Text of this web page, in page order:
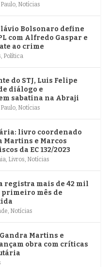
, Notícias
Bolsonaro define
com Alfredo Gaspar e
ao crime
, Política
do STJ, Luis Felipe
diálogo e
sabatina na Abraji
, Notícias
livro coordenado
Martins e Marcos
da EC 132/2023
, Livros, Notícias
registra mais de 42 mil
mês de
, Notícias
Martins e
obra com críticas